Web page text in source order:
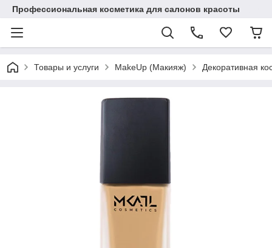
Профессиональная косметика для салонов красоты
Товары и услуги MakeUp (Макияж) Декоративная